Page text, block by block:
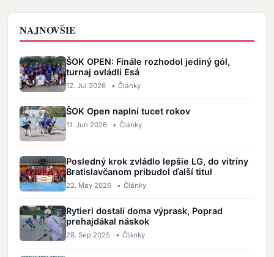
NAJNOVŠIE
ŠOK OPEN: Finále rozhodol jediný gól,
turnaj ovládli Esá
12. Jul 2026 • Články
ŠOK Open naplní tucet rokov
11. Jun 2026 • Články
Posledný krok zvládlo lepšie LG, do vitríny
Bratislavčanom pribudol ďalší titul
22. May 2026 • Články
Rytieri dostali doma výprask, Poprad
prehajdákal náskok
28. Sep 2025 • Články